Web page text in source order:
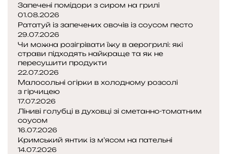
Запечені помідори з сиром на грилі
01.08.2026
Рататуй із запечених овочів із соусом песто
29.07.2026
Чи можна розігрівати їжу в аерогрилі: які
страви підходять найкраще та як не
пересушити продукти
22.07.2026
Малосольні огірки в холодному розсолі
з гірчицею
17.07.2026
Ліниві голубці в духовці зі сметанно-томатним
соусом
16.07.2026
Кримський янтик із м’ясом на пательні
14.07.2026